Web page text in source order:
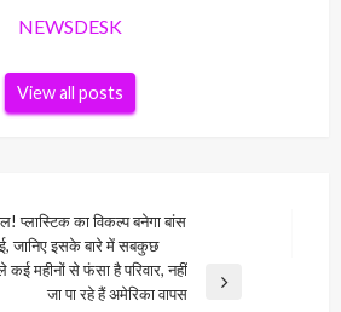
NEWSDESK
View all posts
प्लास्टिक का विकल्प बनेगा बांस
जानिए इसके बारे में सबकुछ
महीनों से फंसा है परिवार, नहीं
जा पा रहे हैं अमेरिका वापस